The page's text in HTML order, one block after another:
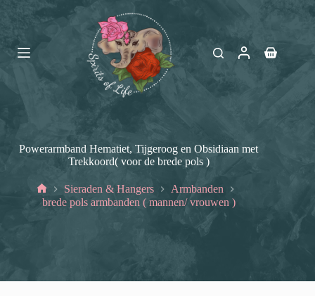
Powerarmband Hematiet, Tijgeroog en Obsidiaan met
Trekkoord( voor de brede pols )
Home
Sieraden & Hangers
Armbanden
brede pols armbanden ( mannen/ vrouwen )